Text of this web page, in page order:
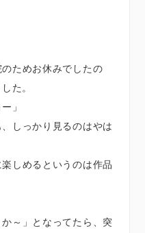
ためお休みでしたの
た。
」
しっかり見るのはやは
しめるというのは作品
～」となってたら、突